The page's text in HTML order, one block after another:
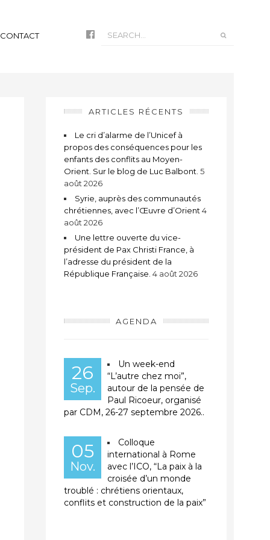
CONTACT
ARTICLES RÉCENTS
Le cri d’alarme de l’Unicef à
propos des conséquences pour les
enfants des conflits au Moyen-
Orient. Sur le blog de Luc Balbont. 5
août 2026
Syrie, auprès des communautés
chrétiennes, avec l’Œuvre d’Orient 4
août 2026
Une lettre ouverte du vice-
président de Pax Christi France, à
l’adresse du président de la
République Française. 4 août 2026
AGENDA
26
Sep.
Un week-end
“L’autre chez moi”,
autour de la pensée de
Paul Ricoeur, organisé
par CDM, 26-27 septembre 2026..
05
Nov.
Colloque
international à Rome
avec l’ICO, “La paix à la
croisée d’un monde
troublé : chrétiens orientaux,
conflits et construction de la paix”